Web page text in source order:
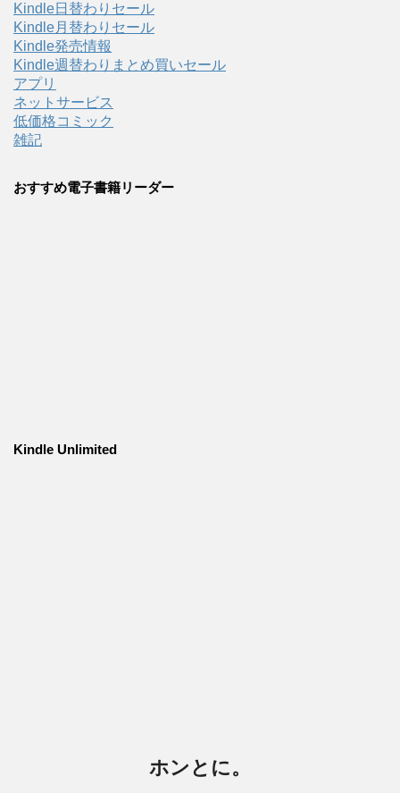
Kindle日替わりセール
Kindle月替わりセール
Kindle発売情報
Kindle週替わりまとめ買いセール
アプリ
ネットサービス
低価格コミック
雑記
おすすめ電子書籍リーダー
Kindle Unlimited
ホンとに。